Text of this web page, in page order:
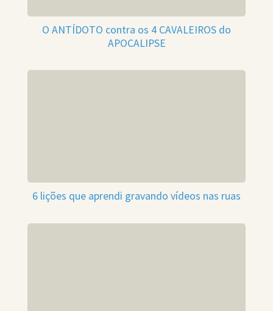
O ANTÍDOTO contra os 4 CAVALEIROS do
APOCALIPSE
6 lições que aprendi gravando vídeos nas ruas